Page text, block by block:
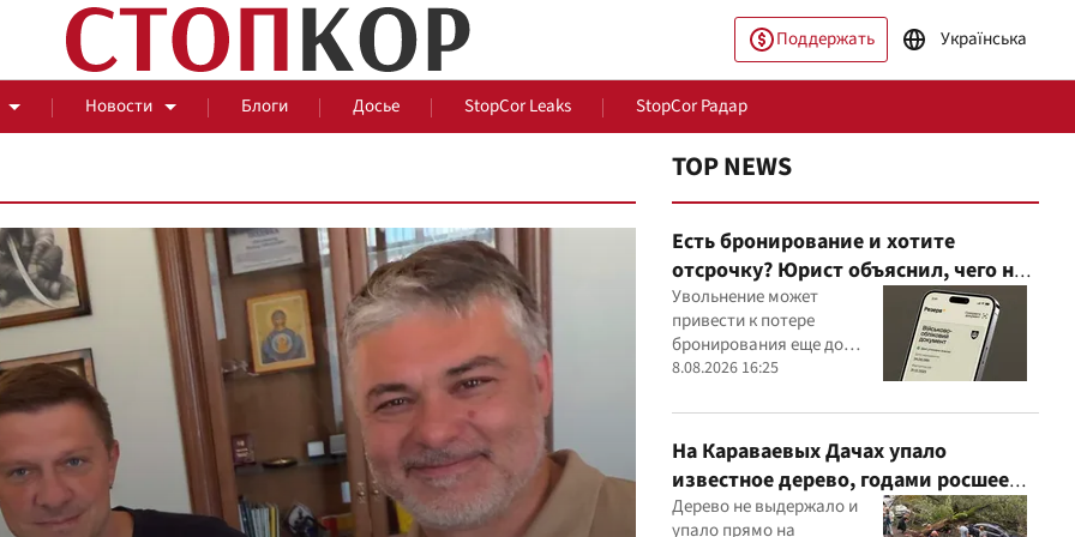
Поддержать Українська
Новости Блоги Досье StopCor Leaks StopCor Радар
За оградой
События Общество
TOP NEWS
Есть бронирование и хотите
отсрочку? Юрист объяснил, чего не
стоит делать
Увольнение может
привести к потере
бронирования еще до
оформления новой
8.08.2026 16:25
На Караваевых Дачах упало
известное дерево, годами росшее
сквозь МАФ
Дерево не выдержало и
упало прямо на